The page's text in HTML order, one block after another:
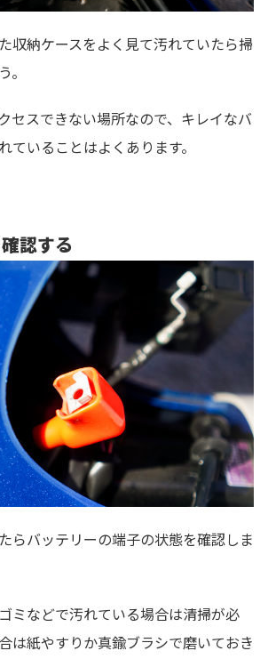
収納ケースをよく見て汚れていたら掃
。
セスできない場所なので、キレイなバ
ていることはよくあります。
認する
らバッテリーの端子の状態を確認しま
ミなどで汚れている場合は清掃が必
は紙やすりか真鍮ブラシで磨いておき